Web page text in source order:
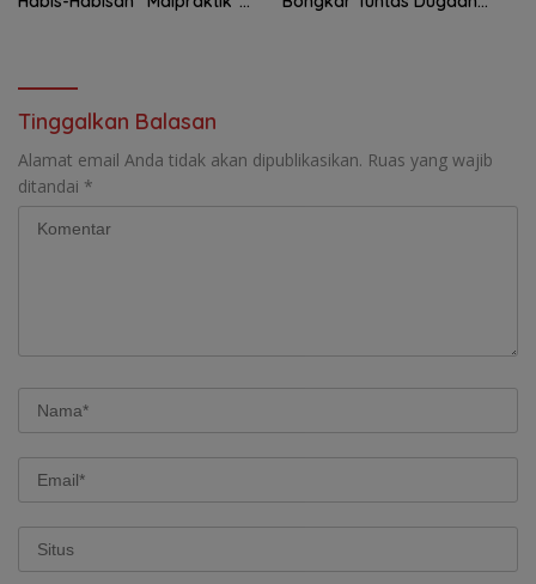
Tinggalkan Balasan
Alamat email Anda tidak akan dipublikasikan. Ruas yang wajib
ditandai *